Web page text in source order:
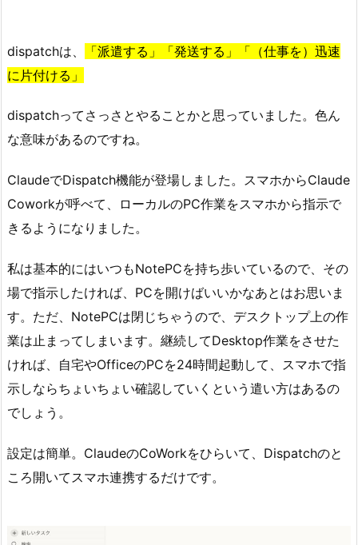
dispatchは、
「派遣する」「発送する」「（仕事を）迅速
に片付ける」
dispatchってさっさとやることかと思っていました。色ん
な意味があるのですね。
ClaudeでDispatch機能が登場しました。スマホからClaude
Coworkが呼べて、ローカルのPC作業をスマホから指示で
きるようになりました。
私は基本的にはいつもNotePCを持ち歩いているので、その
場で指示したければ、PCを開けばいいかなあとはお思いま
す。ただ、NotePCは閉じちゃうので、デスクトップ上の作
業は止まってしまいます。継続してDesktop作業をさせた
ければ、自宅やOfficeのPCを24時間起動して、スマホで指
示しならちょいちょい確認していくという遣い方はあるの
でしょう。
設定は簡単。ClaudeのCoWorkをひらいて、Dispatchのと
ころ開いてスマホ連携するだけです。